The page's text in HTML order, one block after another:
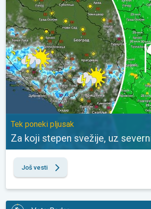
Tek poneki pljusak
Za koji stepen svežije, uz
Još vesti